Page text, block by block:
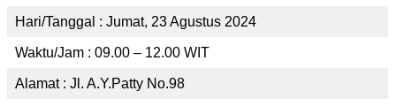
Hari/Tanggal : Jumat, 23 Agustus 2024
Waktu/Jam : 09.00 – 12.00 WIT
Alamat : Jl. A.Y.Patty No.98